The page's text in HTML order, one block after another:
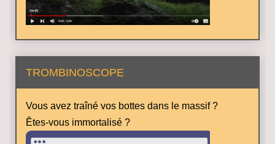
TROMBINOSCOPE
Vous avez traîné vos bottes dans le massif ?
Êtes-vous immortalisé ?